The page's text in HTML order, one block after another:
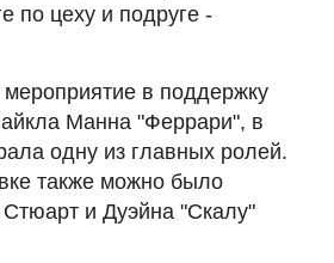
по цеху и подруге -
в поддержку
Манна "Феррари", в
одну из главных ролей.
также можно было
Стюарт и Дуэйна "Скалу"